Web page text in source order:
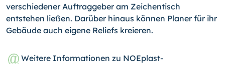
verschiedener Auftraggeber am Zeichentisch
entstehen ließen. Darüber hinaus können Planer für ihr
Gebäude auch eigene Reliefs kreieren.
Weitere Informationen zu NOEplast-